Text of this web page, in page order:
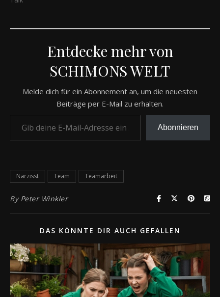
Entdecke mehr von
SCHIMONS WELT
Melde dich für ein Abonnement an, um die neuesten
Beiträge per E-Mail zu erhalten.
Abonnieren
Narzisst Team Teamarbeit
By Peter Winkler
DAS KÖNNTE DIR AUCH GEFALLEN